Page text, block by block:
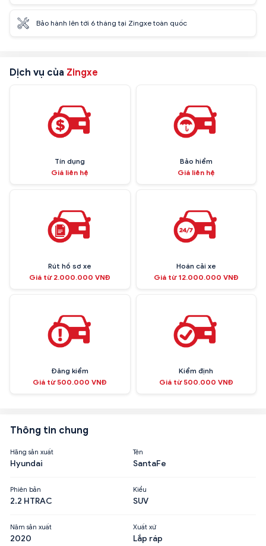
Bảo hành lên tới 6 tháng tại Zingxe toàn quốc
Dịch vụ của Zingxe
Tín dụng
Giá liên hệ
Bảo hiểm
Giá liên hệ
Rút hồ sơ xe
Giá từ 2.000.000 VNĐ
Hoán cải xe
Giá từ 12.000.000 VNĐ
Đăng kiểm
Giá từ 500.000 VNĐ
Kiểm định
Giá từ 500.000 VNĐ
Thông tin chung
Hãng sản xuất
Hyundai
Tên
SantaFe
Phiên bản
2.2 HTRAC
Kiểu
SUV
Năm sản xuất
2020
Xuất xứ
Lắp ráp